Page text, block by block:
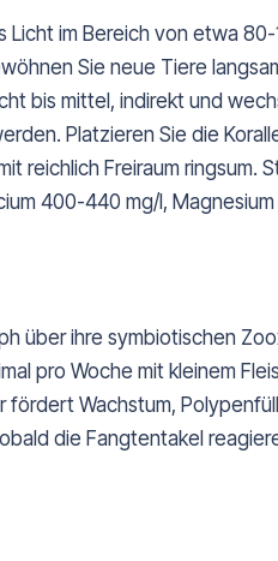
Licht im Bereich von etwa 80-
Sie neue Tiere
bis mittel, indirekt und
Platzieren Sie die
reichlich Freiraum ringsum.
400-440 mg/l, Magnesium
über ihre symbiotischen
pro Woche mit kleinem
Wachstum,
die Fangtentakel